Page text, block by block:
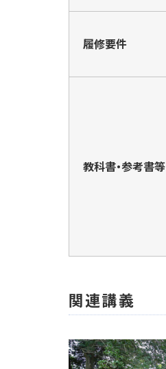
履修要件
教科書・参考書等
関連講義